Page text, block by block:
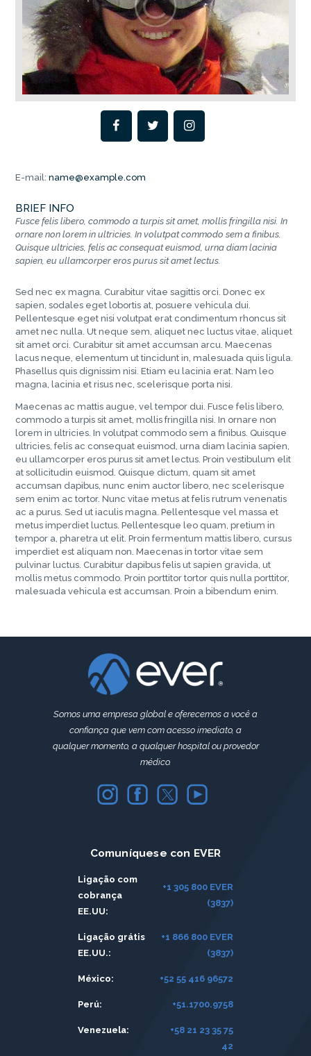
E-mail:name@example.com
BRIEF INFO
Fusce felis libero, commodo a turpis sit amet, mollis fringilla nisi. In
ornare non lorem in ultricies. In volutpat commodo sem a finibus.
Quisque ultricies, felis ac consequat euismod, urna diam lacinia
sapien, eu ullamcorper eros purus sit amet lectus.
Sed nec ex magna. Curabitur vitae sagittis orci. Donec ex
sapien, sodales eget lobortis at, posuere vehicula dui.
Pellentesque eget nisi volutpat erat condimentum rhoncus sit
amet nec nulla. Ut neque sem, aliquet nec luctus vitae, aliquet
sit amet orci. Curabitur sit amet accumsan arcu. Maecenas
lacus neque, elementum ut tincidunt in, malesuada quis ligula.
Phasellus quis dignissim nisi. Etiam eu lacinia erat. Nam leo
magna, lacinia et risus nec, scelerisque porta nisi.
Maecenas ac mattis augue, vel tempor dui. Fusce felis libero,
commodo a turpis sit amet, mollis fringilla nisi. In ornare non
lorem in ultricies. In volutpat commodo sem a finibus. Quisque
ultricies, felis ac consequat euismod, urna diam lacinia sapien,
eu ullamcorper eros purus sit amet lectus. Proin vestibulum elit
at sollicitudin euismod. Quisque dictum, quam sit amet
accumsan dapibus, nunc enim auctor libero, nec scelerisque
sem enim ac tortor. Nunc vitae metus at felis rutrum venenatis
ac a purus. Sed ut iaculis magna. Pellentesque vel massa et
metus imperdiet luctus. Pellentesque leo quam, pretium in
tempor a, pharetra ut elit. Proin fermentum mattis libero, cursus
imperdiet est aliquam non. Maecenas in tortor vitae sem
pulvinar luctus. Curabitur dapibus felis ut sapien gravida, ut
mollis metus commodo. Proin porttitor tortor quis nulla porttitor,
malesuada vehicula est accumsan. Proin a bibendum enim.
Somos uma empresa global e oferecemos a você a
confiança que vem com acesso imediato, a
qualquer momento, a qualquer hospital ou provedor
médico.
Comuníquese con EVER
Ligação com
cobrança
EE.UU:
+1 305 800 EVER
(3837)
Ligação grátis
EE.UU.:
+1 866 800 EVER
(3837)
México: +52 55 416 96572
Perú: +51.1700.9758
Venezuela:
+58 21 23 35 75
42